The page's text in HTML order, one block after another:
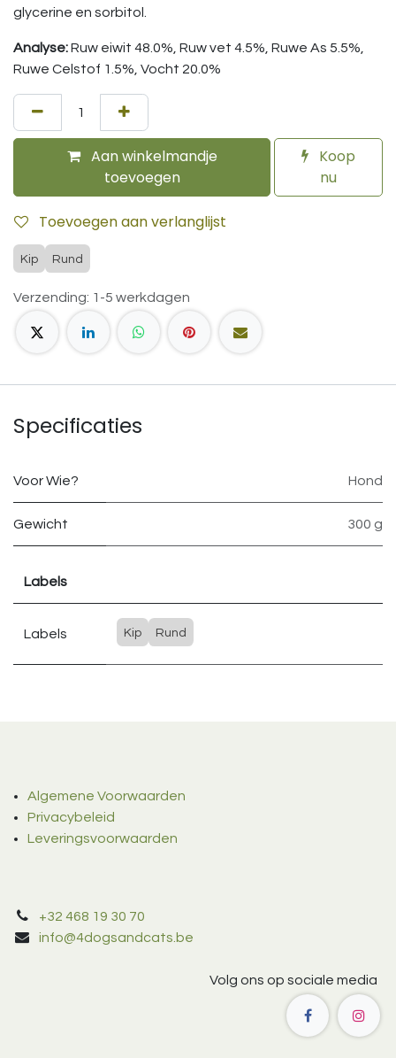
glycerine en sorbitol.
Analyse:Ruw eiwit 48.0%, Ruw vet 4.5%, Ruwe As 5.5%,
Ruwe Celstof 1.5%, Vocht 20.0%
Aan winkelmandje
toevoegen
Koop
nu
Toevoegen aan verlanglijst
Kip Rund
Verzending: 1-5 werkdagen
Specificaties
Voor Wie? Hond
Gewicht 300 g
Labels
Labels Kip Rund
Algemene Voorwaarden
Privacybeleid
Leveringsvoorwaarden
+32 468 19 30 70
info@4dogsandcats.be
Volg ons op sociale media